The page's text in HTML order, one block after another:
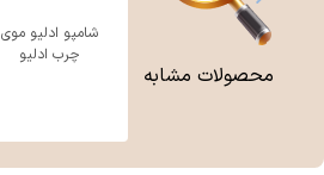
محصولات مشابه
شامپو ادلیو موی
چرب ادلیو